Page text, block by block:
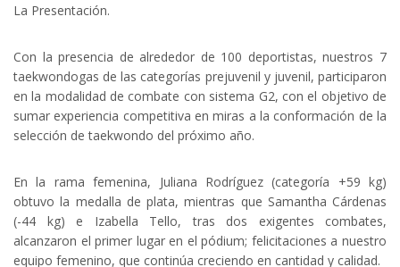
La Presentación.
Con la presencia de alrededor de 100 deportistas, nuestros 7
taekwondogas de las categorías prejuvenil y juvenil, participaron
en la modalidad de combate con sistema G2, con el objetivo de
sumar experiencia competitiva en miras a la conformación de la
selección de taekwondo del próximo año.
En la rama femenina, Juliana Rodríguez (categoría +59 kg)
obtuvo la medalla de plata, mientras que Samantha Cárdenas
(-44 kg) e Izabella Tello, tras dos exigentes combates,
alcanzaron el primer lugar en el pódium; felicitaciones a nuestro
equipo femenino, que continúa creciendo en cantidad y calidad.